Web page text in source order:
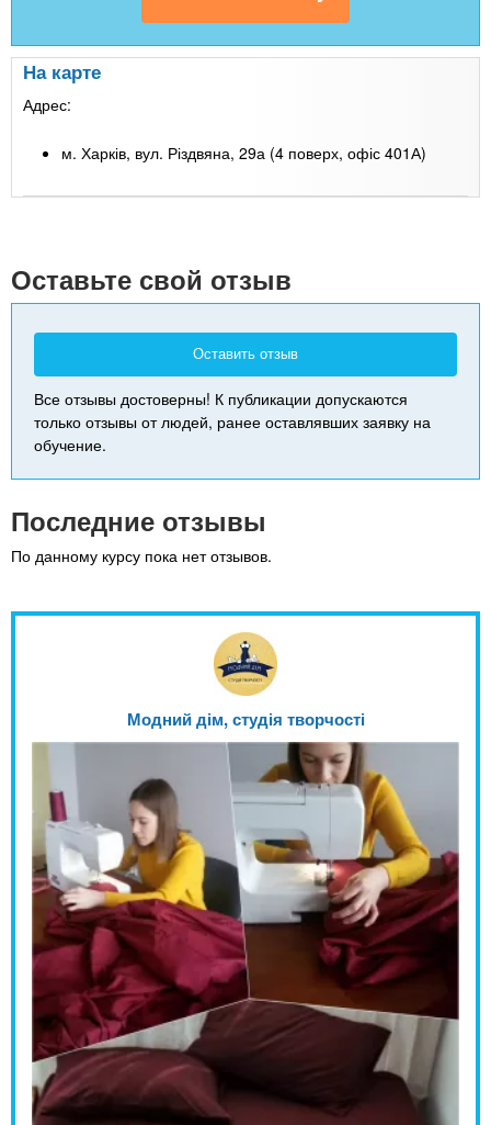
На карте
Адрес:
м. Харків, вул. Різдвяна, 29а (4 поверх, офіс 401А)
Оставьте свой отзыв
Оставить отзыв
Все отзывы достоверны! К публикации допускаются
только отзывы от людей, ранее оставлявших заявку на
обучение.
Последние отзывы
По данному курсу пока нет отзывов.
Модний дім, студія творчості